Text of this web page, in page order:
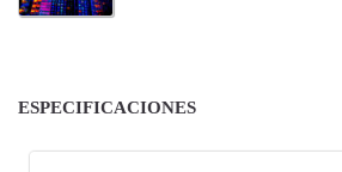
ESPECIFICACIONES